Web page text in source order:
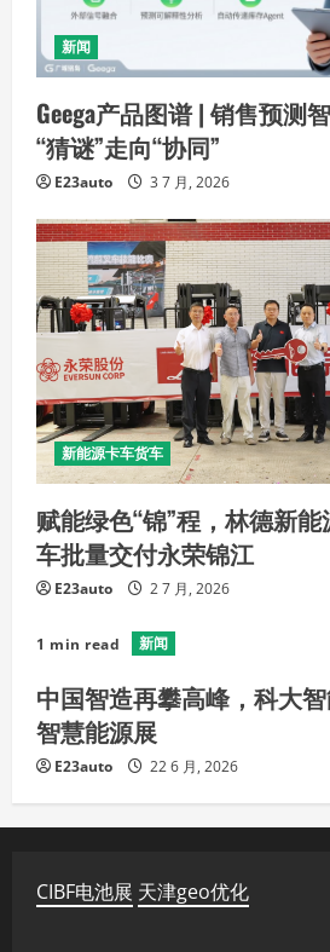
新闻
Geega产品图谱 | 销售预测
“猜谜”走向“协同”
E23auto 3 7 月, 2026
新能源卡车货车
赋能绿色“锦”程，林德新
车批量交付永荣锦江
E23auto 2 7 月, 2026
1 min read 新闻
中国智造再攀高峰，科大
智慧能源展
E23auto 22 6 月, 2026
CIBF电池展 天津geo优化